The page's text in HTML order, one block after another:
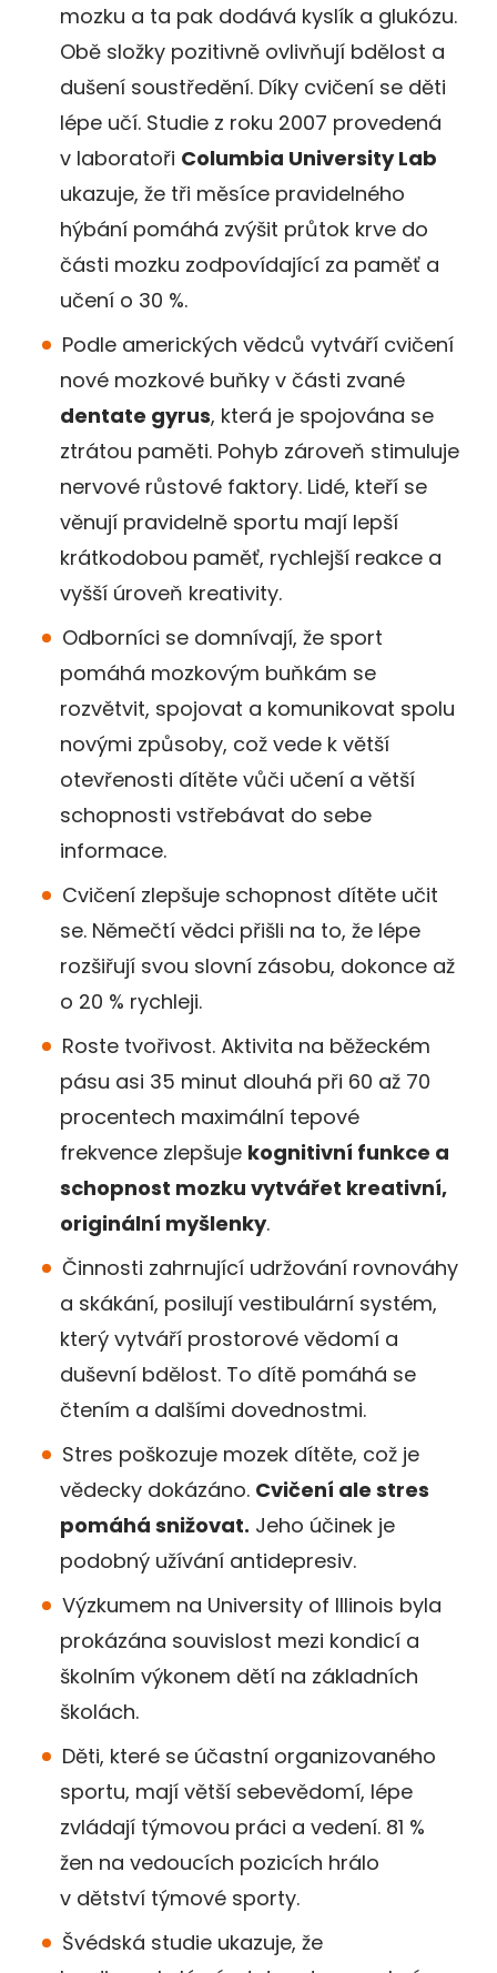
mozku a ta pak dodává kyslík a glukózu.
Obě složky pozitivně ovlivňují bdělost a
dušení soustředění. Díky cvičení se děti
lépe učí. Studie z roku 2007 provedená
v laboratoři Columbia University Lab
ukazuje, že tři měsíce pravidelného
hýbání pomáhá zvýšit průtok krve do
části mozku zodpovídající za paměť a
učení o 30 %.
Podle amerických vědců vytváří cvičení
nové mozkové buňky v části zvané
dentate gyrus, která je spojována se
ztrátou paměti. Pohyb zároveň stimuluje
nervové růstové faktory. Lidé, kteří se
věnují pravidelně sportu mají lepší
krátkodobou paměť, rychlejší reakce a
vyšší úroveň kreativity.
Odborníci se domnívají, že sport
pomáhá mozkovým buňkám se
rozvětvit, spojovat a komunikovat spolu
novými způsoby, což vede k větší
otevřenosti dítěte vůči učení a větší
schopnosti vstřebávat do sebe
informace.
Cvičení zlepšuje schopnost dítěte učit
se. Němečtí vědci přišli na to, že lépe
rozšiřují svou slovní zásobu, dokonce až
o 20 % rychleji.
Roste tvořivost. Aktivita na běžeckém
pásu asi 35 minut dlouhá při 60 až 70
procentech maximální tepové
frekvence zlepšuje kognitivní funkce a
schopnost mozku vytvářet kreativní,
originální myšlenky.
Činnosti zahrnující udržování rovnováhy
a skákání, posilují vestibulární systém,
který vytváří prostorové vědomí a
duševní bdělost. To dítě pomáhá se
čtením a dalšími dovednostmi.
Stres poškozuje mozek dítěte, což je
vědecky dokázáno. Cvičení ale stres
pomáhá snižovat. Jeho účinek je
podobný užívání antidepresiv.
Výzkumem na University of Illinois byla
prokázána souvislost mezi kondicí a
školním výkonem dětí na základních
školách.
Děti, které se účastní organizovaného
sportu, mají větší sebevědomí, lépe
zvládají týmovou práci a vedení. 81 %
žen na vedoucích pozicích hrálo
v dětství týmové sporty.
Švédská studie ukazuje, že